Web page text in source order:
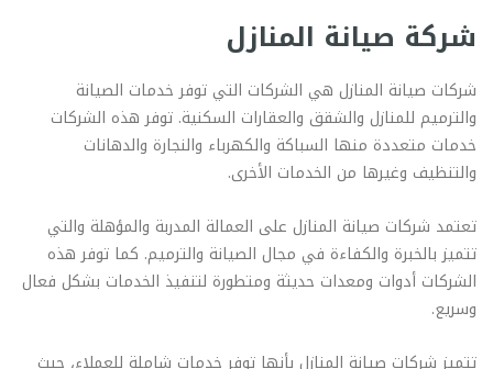
شركة صيانة المنازل
شركات صيانة المنازل هي الشركات التي توفر خدمات الصيانة
والترميم للمنازل والشقق والعقارات السكنية. توفر هذه الشركات
خدمات متعددة منها السباكة والكهرباء والنجارة والدهانات
والتنظيف وغيرها من الخدمات الأخرى.
تعتمد شركات صيانة المنازل على العمالة المدربة والمؤهلة والتي
تتميز بالخبرة والكفاءة في مجال الصيانة والترميم. كما توفر هذه
الشركات أدوات ومعدات حديثة ومتطورة لتنفيذ الخدمات بشكل فعال
وسريع.
تتميز شركات صيانة المنازل بأنها توفر خدمات شاملة للعملاء، حيث